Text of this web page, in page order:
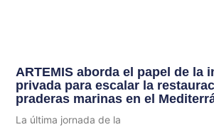
ARTEMIS aborda el papel de la
privada para escalar la
praderas marinas en el
La última jornada de la